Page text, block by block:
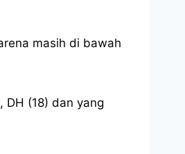
masih di bawah
DH (18) dan yang